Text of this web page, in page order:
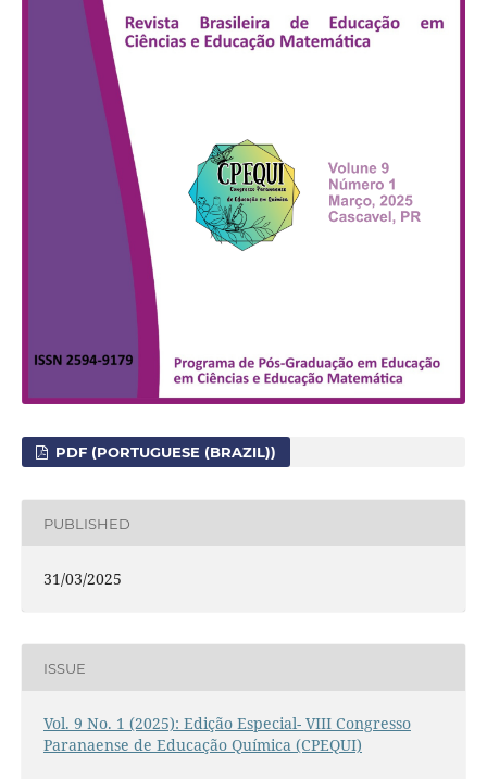
PDF (PORTUGUESE (BRAZIL))
PUBLISHED
31/03/2025
ISSUE
Vol. 9 No. 1 (2025): Edição Especial- VIII Congresso
Paranaense de Educação Química (CPEQUI)